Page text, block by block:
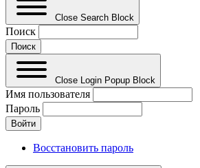
Close Search Block
Поиск
Close Login Popup Block
Имя пользователя
Пароль
Восстановить пароль